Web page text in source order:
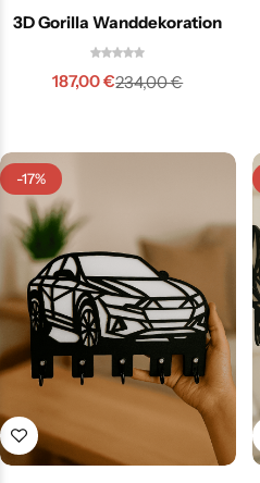
3D Gorilla Wanddekoration
234,00€
187,00€
-17%